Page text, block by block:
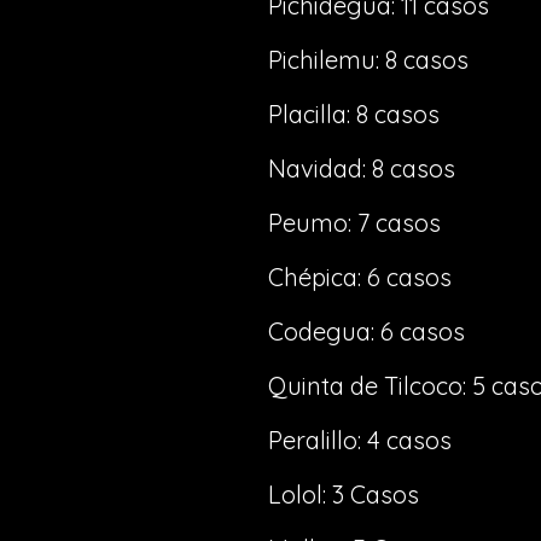
Pichilemu: 8 casos
Placilla: 8 casos
Navidad: 8 casos
Peumo: 7 casos
Chépica: 6 casos
Codegua: 6 casos
Quinta de Tilcoco: 5
Peralillo: 4 casos
Lolol: 3 Casos